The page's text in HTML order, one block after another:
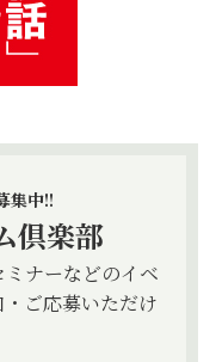
集中!!
倶楽部
ナーなどのイベ
ご応募いただけ